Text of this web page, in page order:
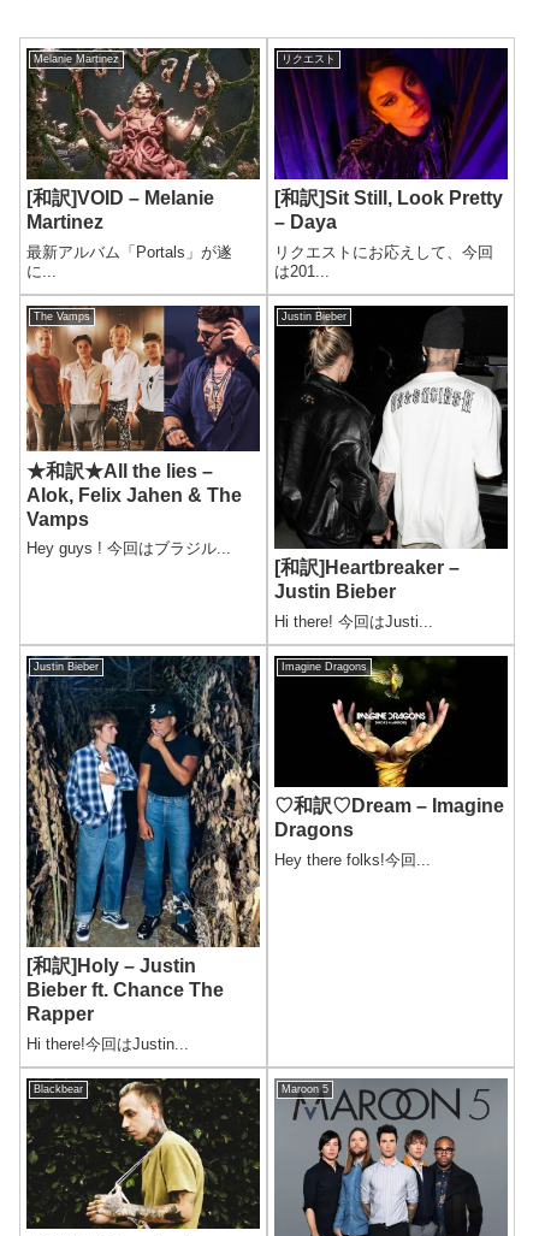
Melanie Martinez
[和訳]VOID – Melanie
Martinez
最新アルバム「Portals」が遂
に...
リクエスト
[和訳]Sit Still, Look Pretty
– Daya
リクエストにお応えして、今回
は201...
The Vamps
★和訳★All the lies –
Alok, Felix Jahen & The
Vamps
Hey guys ! 今回はブラジル...
Justin Bieber
[和訳]Heartbreaker –
Justin Bieber
Hi there! 今回はJusti...
Justin Bieber
[和訳]Holy – Justin
Bieber ft. Chance The
Rapper
Hi there!今回はJustin...
Imagine Dragons
♡和訳♡Dream – Imagine
Dragons
Hey there folks!今回...
Blackbear Maroon 5